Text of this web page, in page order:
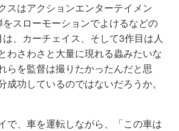
スはアクションエンターテイメン
をスローモーションでよけるなどの
、カーチェイス、そして3作目は人
わさわさと大量に現れる蟲みたいな
らを監督は撮りたかったんだと思
成功しているのではないだろうか。
で、車を運転しながら、「この車は